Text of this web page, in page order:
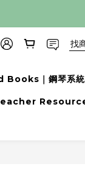
｜鋼琴系統